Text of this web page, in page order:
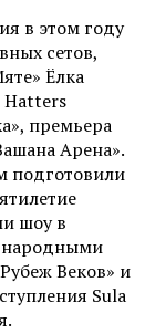
в этом году
сетов,
Ёлка
Hatters
премьера
Арена».
подготовили
шоу в
народными
Веков» и
Sula